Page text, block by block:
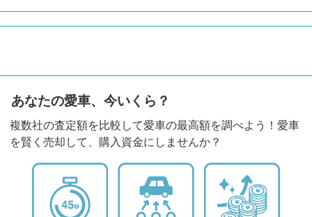
あなたの愛車、今いくら？
複数社の査定額を比較して愛車の最高額を調べよう！愛車
を賢く売却して、購入資金にしませんか？